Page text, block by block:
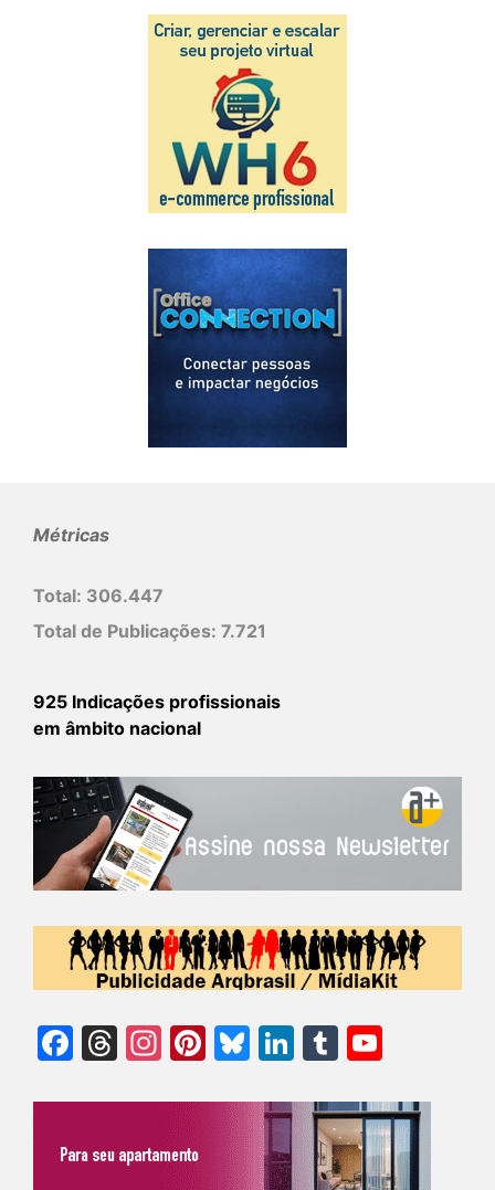
Métricas
Total: 306.447
Total de Publicações: 7.721
925 Indicações profissionais
em âmbito nacional
Facebook
Threads
Instagram
Pinterest
Bluesky
LinkedIn
Tumblr